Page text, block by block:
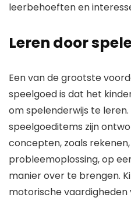
leerbehoeften en
Leren door
Een van de grootste
speelgoed is dat het
om spelenderwijs te
speelgoeditems zijn
concepten, zoals
probleemoplossing, op
manier over te brengen.
motorische